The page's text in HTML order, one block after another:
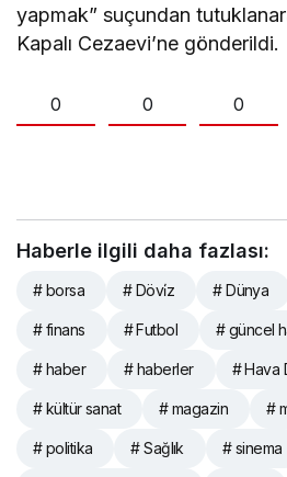
yapmak” suçundan
Kapalı Cezaevi’ne gönderildi.
0 0 0
Haberle ilgili daha fazlası:
# borsa # Dövi̇z # Dünya
# finans # Futbol # güncel
# haber # haberler # Hava
# kültür sanat # magazin #
# politika # Sağlık # sinema